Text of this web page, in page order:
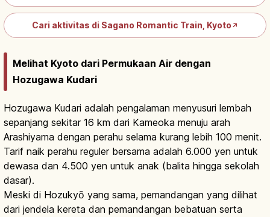
Cari aktivitas di Sagano Romantic Train, Kyoto ↗
Melihat Kyoto dari Permukaan Air dengan
Hozugawa Kudari
Hozugawa Kudari adalah pengalaman menyusuri lembah
sepanjang sekitar 16 km dari Kameoka menuju arah
Arashiyama dengan perahu selama kurang lebih 100 menit.
Tarif naik perahu reguler bersama adalah 6.000 yen untuk
dewasa dan 4.500 yen untuk anak (balita hingga sekolah
dasar).
Meski di Hozukyō yang sama, pemandangan yang dilihat
dari jendela kereta dan pemandangan bebatuan serta